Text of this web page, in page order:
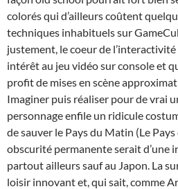
colorés qui d’ailleurs coûtent
techniques inhabituels sur
justement, le coeur de
intérêt au jeu vidéo sur console et
profit de mises en scène
Imaginer puis réaliser pour de vrai
personnage enfile un ridicule
de sauver le Pays du Matin (Le Pays
obscurité permanente serait d’une
partout ailleurs sauf au Japon. La
loisir innovant et, qui sait, comme